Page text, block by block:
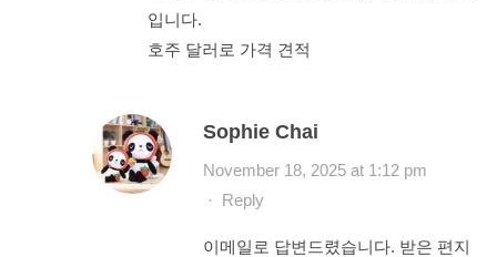
입니다.
호주 달러로 가격 견적
Sophie Chai
November 18, 2025 at 1:12 pm
· Reply
이메일로 답변드렸습니다. 받은 편지